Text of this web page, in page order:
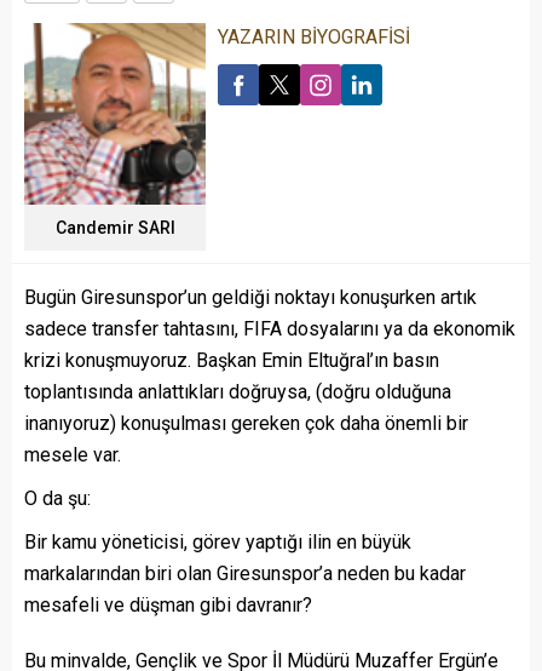
Candemir SARI
YAZARIN BİYOGRAFİSİ
Bugün Giresunspor’un geldiği noktayı konuşurken artık
sadece transfer tahtasını, FIFA dosyalarını ya da ekonomik
krizi konuşmuyoruz. Başkan Emin Eltuğral’ın basın
toplantısında anlattıkları doğruysa, (doğru olduğuna
inanıyoruz) konuşulması gereken çok daha önemli bir
mesele var.
O da şu:
Bir kamu yöneticisi, görev yaptığı ilin en büyük
markalarından biri olan Giresunspor’a neden bu kadar
mesafeli ve düşman gibi davranır?
Bu minvalde, Gençlik ve Spor İl Müdürü Muzaffer Ergün’e